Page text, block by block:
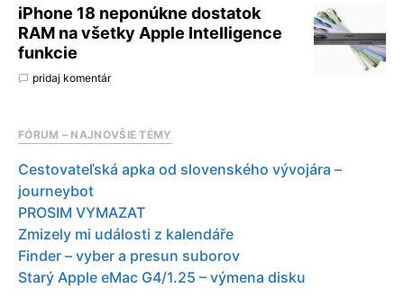
iPhone 18 neponúkne dostatok
RAM na všetky Apple Intelligence
funkcie
pridaj komentár
FÓRUM – NAJNOVŠIE TÉMY
Cestovateľská apka od slovenského vývojára –
journeybot
PROSIM VYMAZAT
Zmizely mi události z kalendáře
Finder – vyber a presun suborov
Starý Apple eMac G4/1.25 – výmena disku